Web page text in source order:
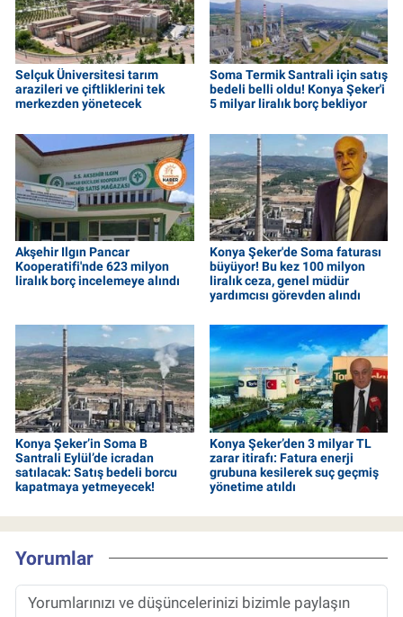
Selçuk Üniversitesi tarım
arazileri ve çiftliklerini tek
merkezden yönetecek
Soma Termik Santrali için satış
bedeli belli oldu! Konya Şeker'i
5 milyar liralık borç bekliyor
Akşehir Ilgın Pancar
Kooperatifi'nde 623 milyon
liralık borç incelemeye alındı
Konya Şeker'de Soma faturası
büyüyor! Bu kez 100 milyon
liralık ceza, genel müdür
yardımcısı görevden alındı
Konya Şeker’in Soma B
Santrali Eylül’de icradan
satılacak: Satış bedeli borcu
kapatmaya yetmeyecek!
Konya Şeker’den 3 milyar TL
zarar itirafı: Fatura enerji
grubuna kesilerek suç geçmiş
yönetime atıldı
Yorumlar